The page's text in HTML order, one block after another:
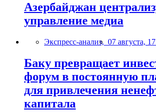
Азербайджан
управление медиа
Экспресс-анализ, 07 августа,
Баку превращает
форум в постоянную
для привлечения
капитала